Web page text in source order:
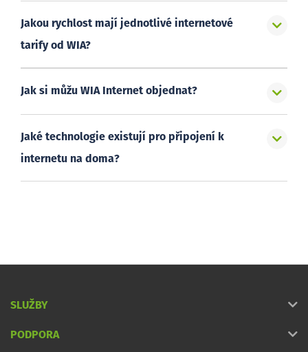
Jakou rychlost mají jednotlivé internetové
tarify od WIA?
Jak si můžu WIA Internet objednat?
Jaké technologie existují pro připojení k
internetu na doma?
SLUŽBY
PODPORA